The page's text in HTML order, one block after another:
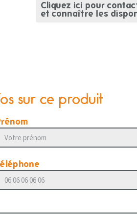
Cliquez ici pour
et connaître les
sur ce produit